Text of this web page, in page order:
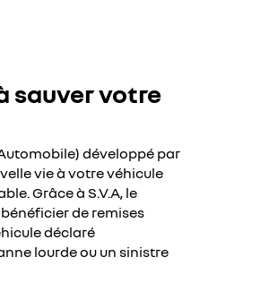
sauver votre
développé par
vie à votre véhicule
Grâce à S.V.A, le
de remises
déclaré
lourde ou un sinistre